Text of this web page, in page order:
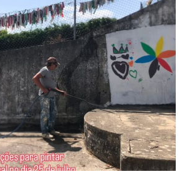
conteúdo online
conteúdos Exclusivos para
assinatura anual
Escolha o plano